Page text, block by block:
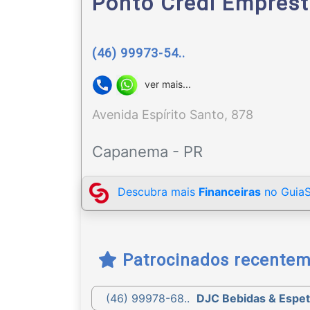
(46) 99973-54..
ver mais...
Avenida Espírito Santo, 878
Capanema - PR
Descubra mais Financeiras no
Patrocinados
(46) 99978-68.. DJC Bebidas &